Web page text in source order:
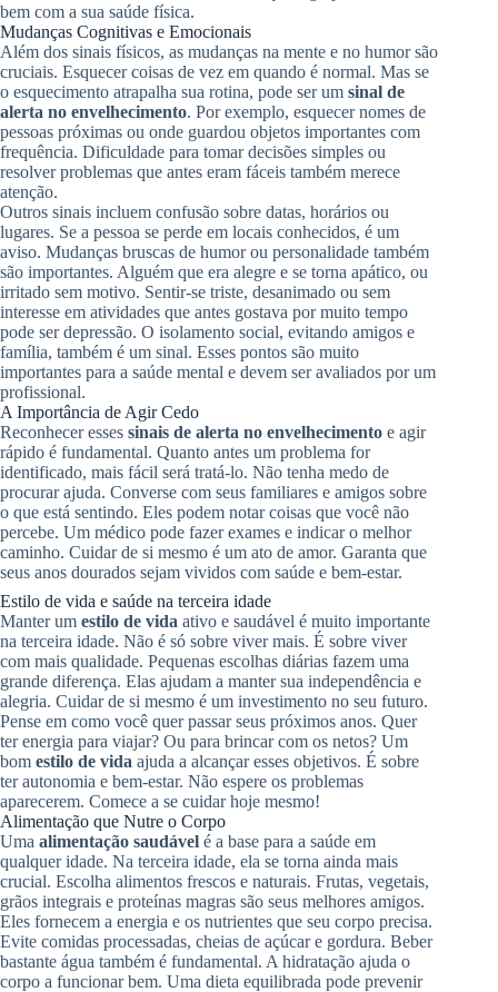
bem com a sua saúde física.
Mudanças Cognitivas e Emocionais
Além dos sinais físicos, as mudanças na mente e no humor são
cruciais. Esquecer coisas de vez em quando é normal. Mas se
o esquecimento atrapalha sua rotina, pode ser um sinal de
alerta no envelhecimento. Por exemplo, esquecer nomes de
pessoas próximas ou onde guardou objetos importantes com
frequência. Dificuldade para tomar decisões simples ou
resolver problemas que antes eram fáceis também merece
atenção.
Outros sinais incluem confusão sobre datas, horários ou
lugares. Se a pessoa se perde em locais conhecidos, é um
aviso. Mudanças bruscas de humor ou personalidade também
são importantes. Alguém que era alegre e se torna apático, ou
irritado sem motivo. Sentir-se triste, desanimado ou sem
interesse em atividades que antes gostava por muito tempo
pode ser depressão. O isolamento social, evitando amigos e
família, também é um sinal. Esses pontos são muito
importantes para a saúde mental e devem ser avaliados por um
profissional.
A Importância de Agir Cedo
Reconhecer esses sinais de alerta no envelhecimento e agir
rápido é fundamental. Quanto antes um problema for
identificado, mais fácil será tratá-lo. Não tenha medo de
procurar ajuda. Converse com seus familiares e amigos sobre
o que está sentindo. Eles podem notar coisas que você não
percebe. Um médico pode fazer exames e indicar o melhor
caminho. Cuidar de si mesmo é um ato de amor. Garanta que
seus anos dourados sejam vividos com saúde e bem-estar.
Estilo de vida e saúde na terceira idade
Manter um estilo de vida ativo e saudável é muito importante
na terceira idade. Não é só sobre viver mais. É sobre viver
com mais qualidade. Pequenas escolhas diárias fazem uma
grande diferença. Elas ajudam a manter sua independência e
alegria. Cuidar de si mesmo é um investimento no seu futuro.
Pense em como você quer passar seus próximos anos. Quer
ter energia para viajar? Ou para brincar com os netos? Um
bom estilo de vida ajuda a alcançar esses objetivos. É sobre
ter autonomia e bem-estar. Não espere os problemas
aparecerem. Comece a se cuidar hoje mesmo!
Alimentação que Nutre o Corpo
Uma alimentação saudável é a base para a saúde em
qualquer idade. Na terceira idade, ela se torna ainda mais
crucial. Escolha alimentos frescos e naturais. Frutas, vegetais,
grãos integrais e proteínas magras são seus melhores amigos.
Eles fornecem a energia e os nutrientes que seu corpo precisa.
Evite comidas processadas, cheias de açúcar e gordura. Beber
bastante água também é fundamental. A hidratação ajuda o
corpo a funcionar bem. Uma dieta equilibrada pode prevenir